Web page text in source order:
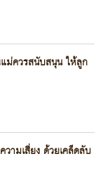
ม่ควรสนับสนุน ให้ลูก
ามเสี่ยง ด้วยเคล็ดลับ